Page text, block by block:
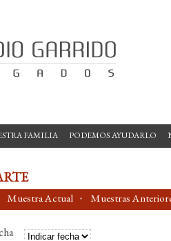
FAMILIA PODEMOS AYUDARLO
Muestra Actual Muestras